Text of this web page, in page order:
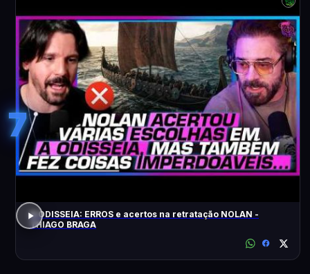
7
A ODISSEIA: ERROS e acertos na retratação NOLAN -
THIAGO BRAGA